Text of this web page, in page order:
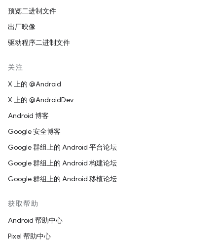
预览二进制文件
出厂映像
驱动程序二进制文件
关注
X 上的 @Android
X 上的 @AndroidDev
Android 博客
Google 安全博客
Google 群组上的 Android 平台论坛
Google 群组上的 Android 构建论坛
Google 群组上的 Android 移植论坛
获取帮助
Android 帮助中心
Pixel 帮助中心